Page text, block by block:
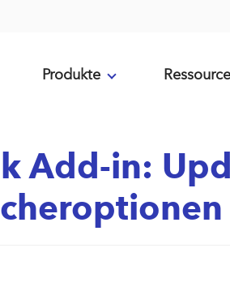
Produkte
Add-in: